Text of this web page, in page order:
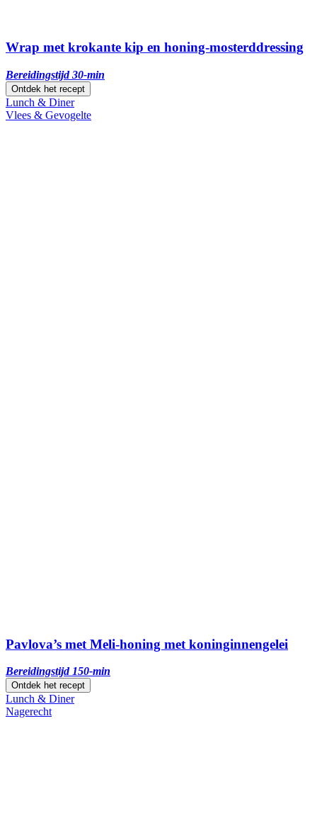
Wrap met krokante kip en honing-mosterddressing
Bereidingstijd 30-min
Ontdek het recept
Lunch & Diner
Vlees & Gevogelte
Pavlova’s met Meli-honing met koninginnengelei
Bereidingstijd 150-min
Ontdek het recept
Lunch & Diner
Nagerecht